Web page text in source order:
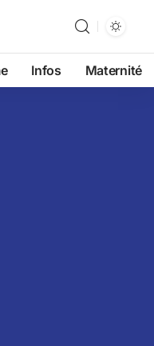
Infos Maternité